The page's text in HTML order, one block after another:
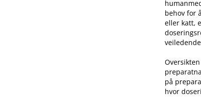
behov for
eller katt,
på
hvor